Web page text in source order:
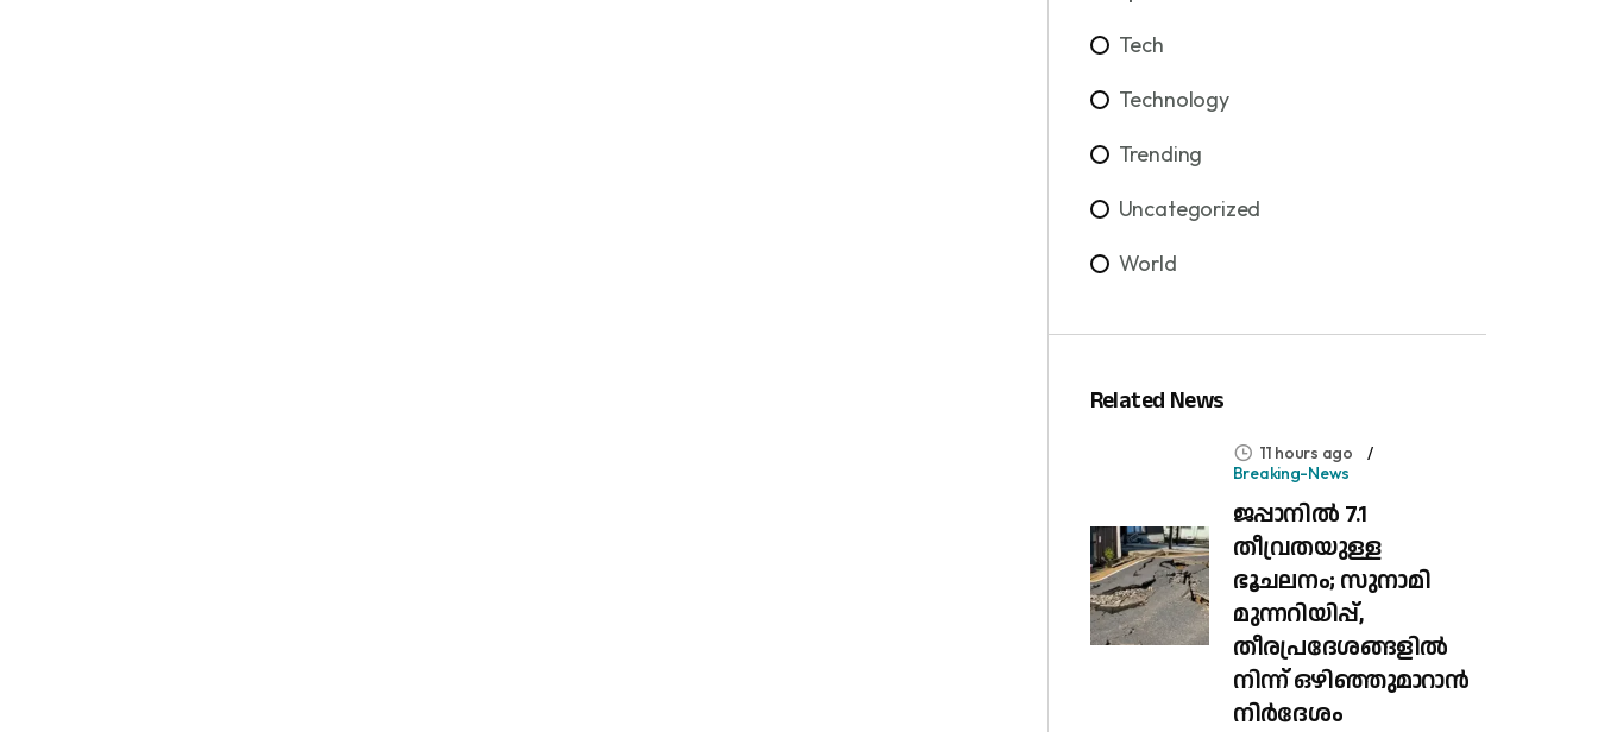
Tech
Technology
Trending
Uncategorized
World
Related News
11 hours ago
Breaking-News
ജപ്പാനിൽ 7.1
തീവ്രതയുള്ള
ഭൂചലനം; സുനാമി
മുന്നറിയിപ്പ്,
തീരപ്രദേശങ്ങളിൽ
നിന്ന് ഒഴിഞ്ഞുമാറാൻ
നിർദേശം